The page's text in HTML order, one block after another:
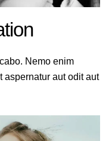
Nemo enim
aspernatur aut odit aut